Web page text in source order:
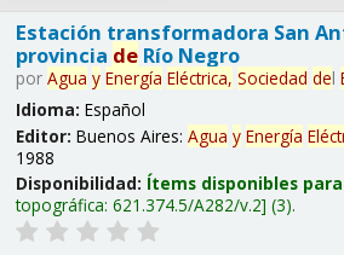
Estación transformadora San
provincia deRío Negro
por Agua y Energía Eléctrica, Sociedad del
Idioma: Español
Editor: Buenos Aires: Agua y Energía
1988
Disponibilidad: Ítems disponibles
topográfica: 621.374.5/A282/v.2 (3).